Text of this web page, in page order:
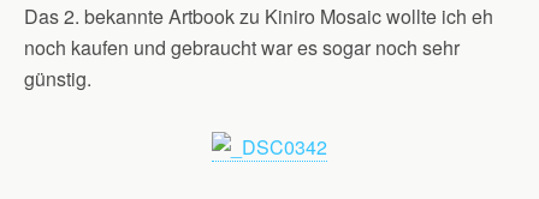
Das 2. bekannte Artbook zu Kiniro Mosaic wollte ich eh
noch kaufen und gebraucht war es sogar noch sehr
günstig.